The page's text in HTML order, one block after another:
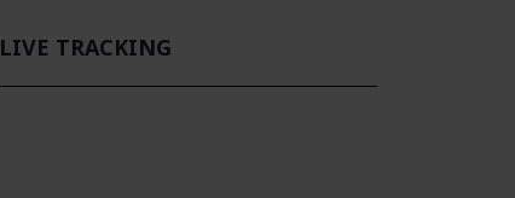
LIVE TRACKING